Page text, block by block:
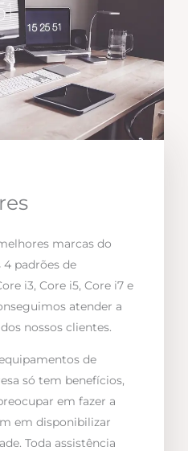
marcas do
padrões de
i3, Core i5, Core i7 e
atender a
nossos clientes.
de
só tem benefícios,
em fazer a
em disponibilizar
Toda assistência